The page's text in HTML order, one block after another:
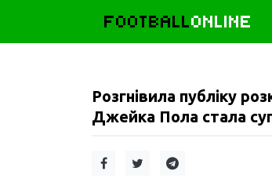
FOOTBALLONLINE
Розгнівила публіку
Джейка Пола стала